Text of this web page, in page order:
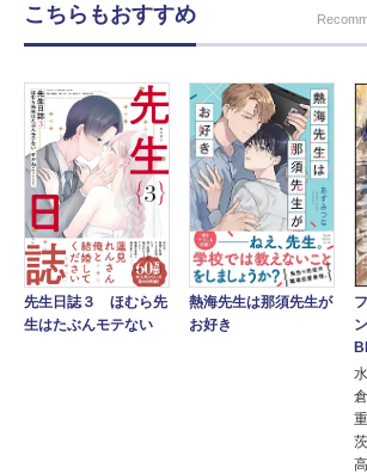
こちらもおすすめ
先生日誌３ ほむら先
生はたぶんモテない
熱海先生は那須先生が
お好き